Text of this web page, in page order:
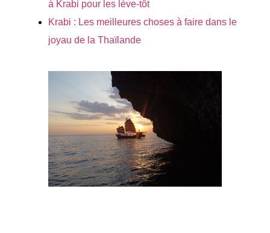
à Krabi pour les lève-tôt
Krabi : Les meilleures choses à faire dans le
joyau de la Thaïlande